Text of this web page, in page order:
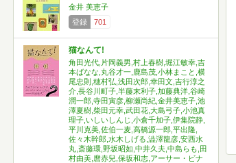
金井 美恵子
登録
701
猫なんて!
角田光代,片岡義男,村上春樹,堀江敏幸,吉
本ばなな,丸谷才一,鹿島茂,小林まこと,横
尾忠則,穂村弘,浅田次郎,幸田文,吉行淳之
介,長谷川町子,半藤末利子,加藤典洋,谷崎
潤一郎,寺田寅彦,柳瀬尚紀,金井美恵子,池
澤夏樹,柴田元幸,武田花,大島弓子,小池真
理子,いしいしんじ,小倉千加子,伊集院静,
平川克美,佐伯一麦,高橋源一郎,平出隆,
佐々木幹郎,水木しげる,澁澤龍彦,安西水
丸,斎藤環,野坂昭如,中井久夫,中島らも,田
村由美,麿赤兒,保坂和志,アーサー・ビナ